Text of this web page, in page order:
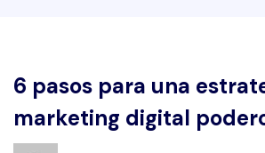
6 pasos para una
marketing digital